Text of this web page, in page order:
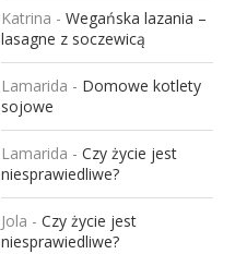
Katrina - Wegańska lazania –
lasagne z soczewicą
Lamarida - Domowe kotlety
sojowe
Lamarida - Czy życie jest
niesprawiedliwe?
Jola - Czy życie jest
niesprawiedliwe?